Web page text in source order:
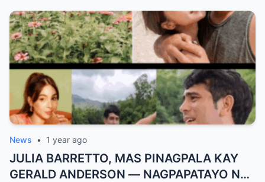
News • 1 year ago
JULIA BARRETTO, MAS PINAGPALA KAY
GERALD ANDERSON — NAGPAPATAYO NA